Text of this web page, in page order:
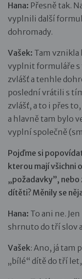
Hana: Přesně tak.
vyplnili další
dohromady.
Vašek: Tam vznikla
vyplnit formuláře s
zvlášť a tenhle
poslední vrátili s
zvlášť, a to i přes
a hlavně tam bylo
vyplní společně
Pojďme si
kterou mají všichni
„požadavky”, nebo
dítěti? Měnily se
Hana: To ani ne.
shrnuto do tří slov
Vašek: Ano, já tam
„bílé“ dítě do tří